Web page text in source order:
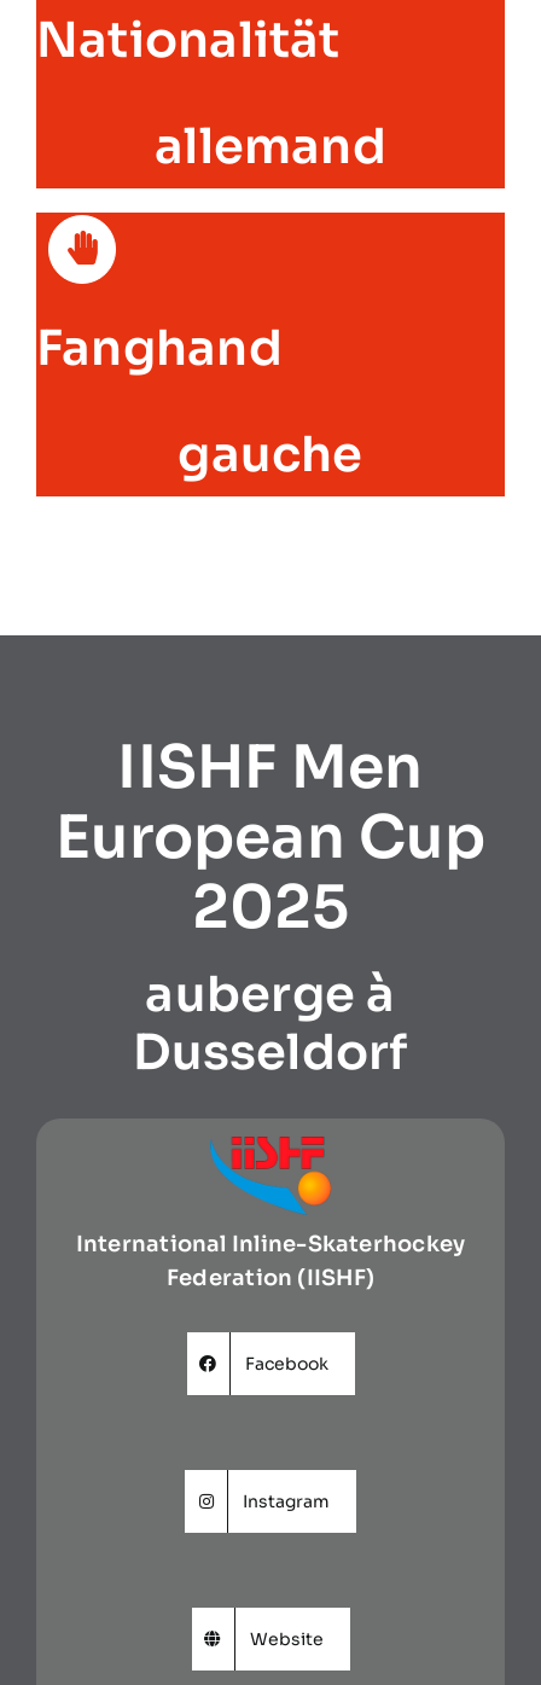
Nationalität
allemand
Fanghand
gauche
IISHF Men
European Cup
2025
auberge à
Dusseldorf
International Inline-Skaterhockey
Federation (IISHF)
Facebook
Instagram
Website